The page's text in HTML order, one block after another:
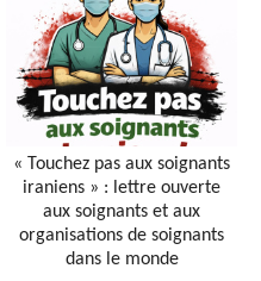
« Touchez pas aux soignants
iraniens » : lettre ouverte
aux soignants et aux
organisations de soignants
dans le monde